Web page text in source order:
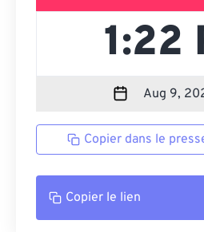
Copier dans le
Copier le lien